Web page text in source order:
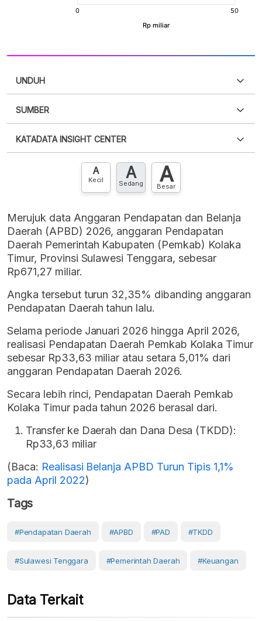
UNDUH
XLS
SUMBER
punya akun?Silakan Daftar sekarang
KATADATA INSIGHT CENTER
Hubungi sekarang »
A
Kecil A
Sedang A
Besar
Merujuk data Anggaran Pendapatan dan Belanja
Daerah (APBD) 2026, anggaran Pendapatan
Daerah Pemerintah Kabupaten (Pemkab) Kolaka
Timur, Provinsi Sulawesi Tenggara, sebesar
Rp671,27 miliar.
Angka tersebut turun 32,35% dibanding anggaran
Pendapatan Daerah tahun lalu.
Selama periode Januari 2026 hingga April 2026,
realisasi Pendapatan Daerah Pemkab Kolaka Timur
sebesar Rp33,63 miliar atau setara 5,01% dari
anggaran Pendapatan Daerah 2026.
Secara lebih rinci, Pendapatan Daerah Pemkab
Kolaka Timur pada tahun 2026 berasal dari.
Transfer ke Daerah dan Dana Desa (TKDD):
Rp33,63 miliar
(Baca: Realisasi Belanja APBD Turun Tipis 1,1%
pada April 2022)
Tags
#Pendapatan Daerah #APBD #PAD #TKDD
#Sulawesi Tenggara #Pemerintah Daerah #Keuangan
Data Terkait